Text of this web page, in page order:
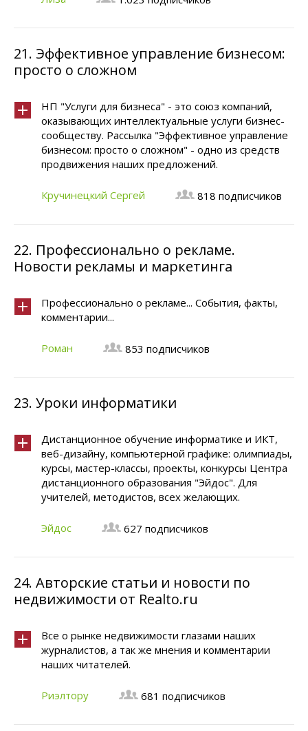
21. Эффективное управление бизнесом:
просто о сложном
НП "Услуги для бизнеса" - это союз компаний,
оказывающих интеллектуальные услуги бизнес-
сообществу. Рассылка "Эффективное управление
бизнесом: просто о сложном" - одно из средств
продвижения наших предложений.
Кручинецкий Сергей 818 подписчиков
22. Профессионально о рекламе.
Новости рекламы и маркетинга
Профессионально о рекламе... События, факты,
комментарии...
Роман 853 подписчиков
23. Уроки информатики
Дистанционное обучение информатике и ИКТ,
веб-дизайну, компьютерной графике: олимпиады,
курсы, мастер-классы, проекты, конкурсы Центра
дистанционного образования "Эйдос". Для
учителей, методистов, всех желающих.
Эйдос 627 подписчиков
24. Авторские статьи и новости по
недвижимости от Realto.ru
Все о рынке недвижимости глазами наших
журналистов, а так же мнения и комментарии
наших читателей.
Риэлтору 681 подписчиков